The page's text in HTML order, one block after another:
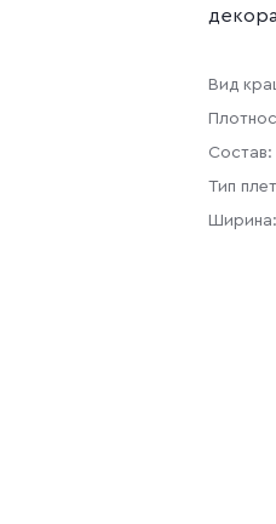
Вид
Состав:
Тип
Ширина: